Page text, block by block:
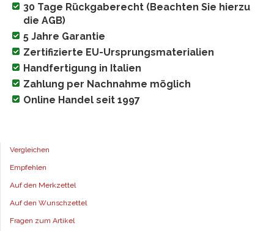
30 Tage Rückgaberecht (Beachten Sie hierzu
die AGB)
5 Jahre Garantie
Zertifizierte EU-Ursprungsmaterialien
Handfertigung in Italien
Zahlung per Nachnahme möglich
Online Handel seit 1997
Vergleichen
Empfehlen
Auf den Merkzettel
Auf den Wunschzettel
Fragen zum Artikel